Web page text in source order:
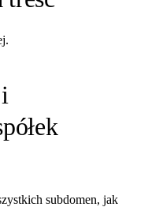
subdomen, jak